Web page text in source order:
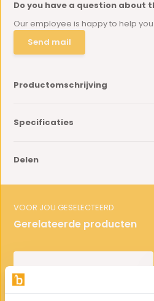
Do you have a question about
Our employee is happy to help
Send mail
Productomschrijving
Specificaties
Delen
VOOR JOU GESELECTEERD
Gerelateerde producten